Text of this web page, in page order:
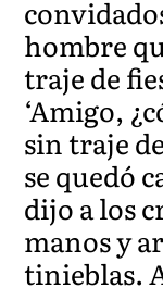
hombre
traje de
‘Amigo,
sin traje
se quedó
dijo a los
manos y
tinieblas.